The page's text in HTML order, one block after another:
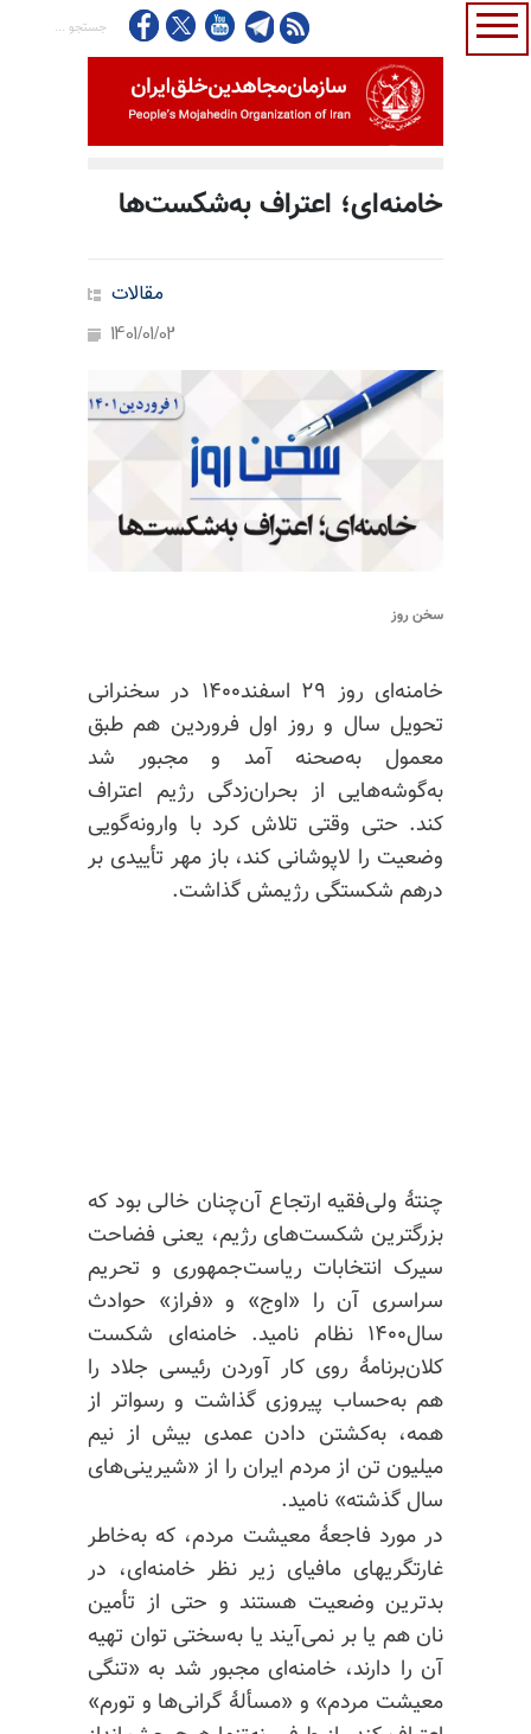
خامنه‌ای؛ اعتراف به‌شکست‌ها
مقالات
1401/01/02
سخن روز
خامنه‌ای روز ۲۹ اسفند۱۴۰۰ در سخنرانی
تحویل سال و روز اول فروردین هم طبق
معمول به‌صحنه آمد و مجبور شد
به‌گوشه‌هایی از بحران‌زدگی رژیم اعتراف
کند. حتی وقتی تلاش کرد با وارونه‌گویی
وضعیت را لاپوشانی کند، باز مهر تأییدی بر
درهم شکستگی رژیمش گذاشت.
چنتهٔ ولی‌فقیه ارتجاع آن‌چنان خالی بود که
بزرگترین شکست‌های رژیم، یعنی فضاحت
سیرک انتخابات ریاست‌جمهوری و تحریم
سراسری آن را «اوج» و «فراز» حوادث
سال۱۴۰۰ نظام نامید. خامنه‌ای شکست
کلان‌برنامهٔ روی کار آوردن رئیسی جلاد را
هم به‌حساب پیروزی گذاشت و رسواتر از
همه، به‌کشتن دادن عمدی بیش از نیم
میلیون تن از مردم ایران را از «شیرینی‌های
سال گذشته» نامید.
در مورد فاجعهٔ معیشت مردم، که به‌خاطر
غارتگریهای مافیای زیر نظر خامنه‌ای، در
بدترین وضعیت هستند و حتی از تأمین
نان هم یا بر نمی‌آیند یا به‌سختی توان تهیه
آن را دارند، خامنه‌ای مجبور شد به «تنگی
معیشت مردم» و «مسألهٔ گرانی‌ها و تورم‌»